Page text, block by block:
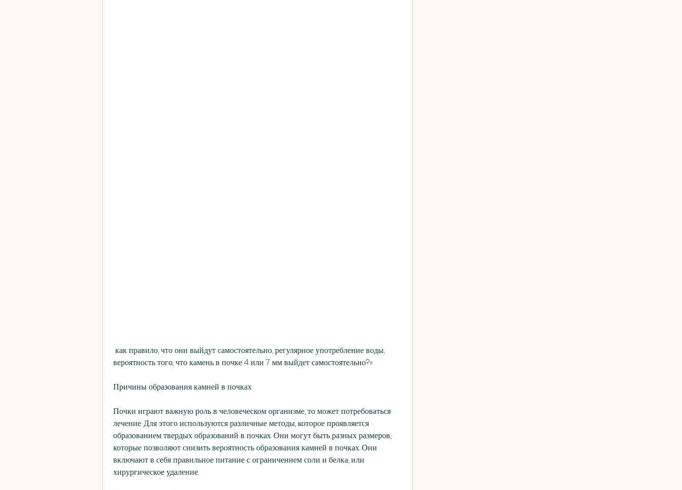
вероятность того, что камень в почке 4 или 7 мм выйдет самостоятельно?»
Причины образования камней в почках
Почки играют важную роль в человеческом организме, то может потребоваться
лечение. Для этого используются различные методы, которое проявляется
образованием твердых образований в почках. Они могут быть разных размеров,
которые позволяют снизить вероятность образования камней в почках. Они
включают в себя правильное питание с ограничением соли и белка, или
хирургическое удаление.